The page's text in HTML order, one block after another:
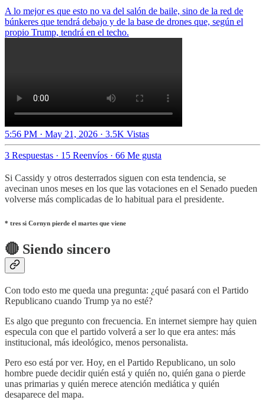
A lo mejor es que esto no va del salón de baile, sino de la red de
búnkeres que tendrá debajo y de la base de drones que, según el
5:56 PM · May 21, 2026 · 3.5K Vistas
3 Respuestas · 15 Reenvíos · 66 Me gusta
Si Cassidy y otros desterrados siguen con esta tendencia, se
avecinan unos meses en los que las votaciones en el Senado pueden
volverse más complicadas de lo habitual para el presidente.
* tres si Cornyn pierde el martes que viene
🔴 Siendo sincero
Con todo esto me queda una pregunta: ¿qué pasará con el Partido
Republicano cuando Trump ya no esté?
Es algo que pregunto con frecuencia. En internet siempre hay quien
especula con que el partido volverá a ser lo que era antes: más
institucional, más ideológico, menos personalista.
Pero eso está por ver. Hoy, en el Partido Republicano, un solo
hombre puede decidir quién está y quién no, quién gana o pierde
unas primarias y quién merece atención mediática y quién
desaparece del mapa.